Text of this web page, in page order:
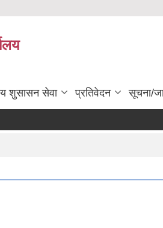
शुसासन सेवा प्रतिवेदन सूचना/